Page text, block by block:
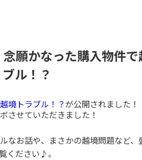
願かなった購入物件で
ブル！？
境トラブル！？が公開されました！
させていただきました！
なお話や、まさかの越境問題など、
ください♪。